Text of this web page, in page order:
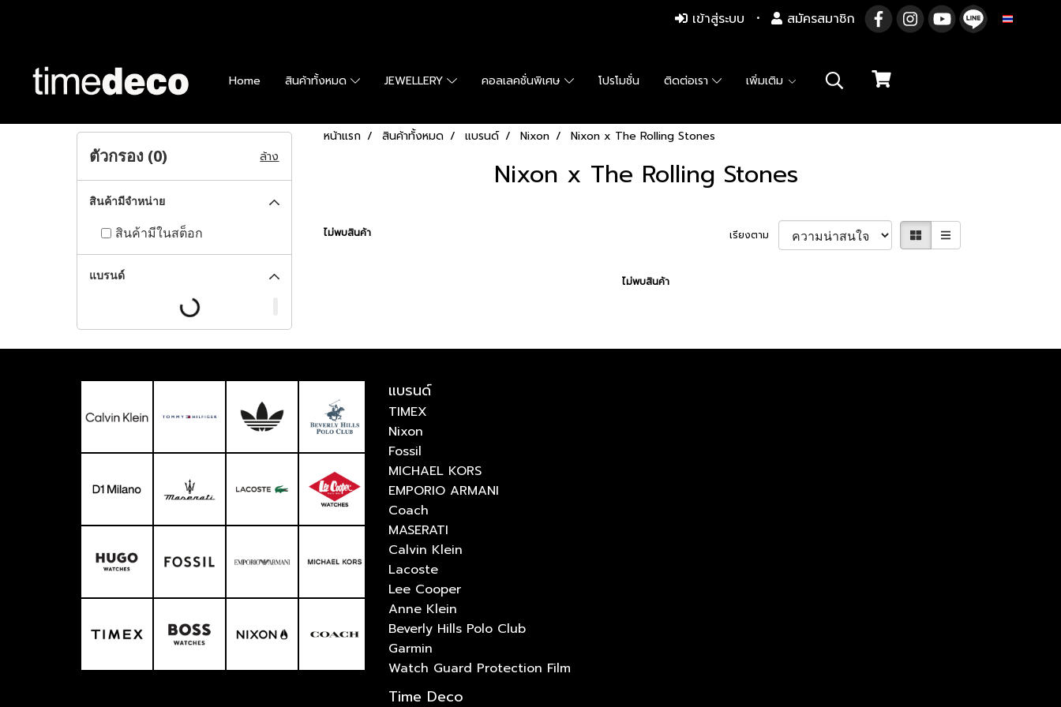
เข้าสู่ระบบ สมัครสมาชิก
Home สินค้าทั้งหมด JEWELLERY คอลเลคชั่นพิเศษ โปรโมชั่น ติดต่อเรา เพิ่มเติม
หน้าแรก สินค้าทั้งหมด แบรนด์ Nixon Nixon x The Rolling Stones
Nixon x The Rolling Stones
ไม่พบสินค้า เรียงตาม
ไม่พบสินค้า
ตัวกรอง (0) ล้าง
สินค้ามีจำหน่าย
สินค้ามีในสต็อก
แบรนด์
แบรนด์
TIMEX
Nixon
Fossil
MICHAEL KORS
EMPORIO ARMANI
Coach
MASERATI
Calvin Klein
Lacoste
Lee Cooper
Anne Klein
Beverly Hills Polo Club
Garmin
Watch Guard Protection Film
Time Deco